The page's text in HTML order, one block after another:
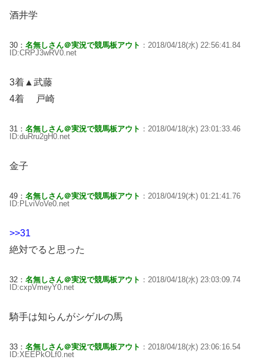
酒井学
30： 名無しさん＠実況で競馬板アウト ：2018/04/18(水) 22:56:41.84
ID:CRPJ3wRV0.net
3着▲武藤
4着 戸崎
31： 名無しさん＠実況で競馬板アウト ：2018/04/18(水) 23:01:33.46
ID:duRru2gH0.net
金子
49： 名無しさん＠実況で競馬板アウト ：2018/04/19(木) 01:21:41.76
ID:PLviVoVe0.net
>>31
絶対でると思った
32： 名無しさん＠実況で競馬板アウト ：2018/04/18(水) 23:03:09.74
ID:cxpVmeyY0.net
騎手は知らんがシゲルの馬
33： 名無しさん＠実況で競馬板アウト ：2018/04/18(水) 23:06:16.54
ID:XEEPkOLf0.net